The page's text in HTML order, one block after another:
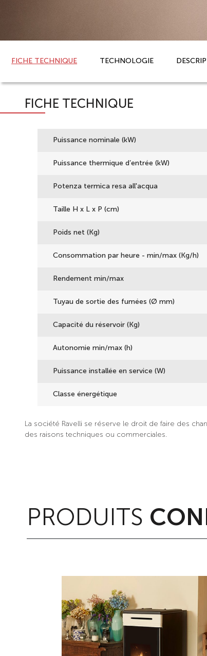
FICHE TECHNIQUE TECHNOLOGIE
FICHE TECHNIQUE
Puissance nominale (kW)
Puissance thermique d’entrée (kW)
Potenza termica resa all'acqua
Taille H x L x P (cm)
Poids net (Kg)
Consommation par heure - min/max (Kg/h)
Rendement min/max
Tuyau de sortie des fumées (Ø mm)
Capacité du réservoir (Kg)
Autonomie min/max (h)
Puissance installée en service (W)
Classe énergétique
La société Ravelli se réserve le droit de faire des
des raisons techniques ou commerciales.
PRODUITS